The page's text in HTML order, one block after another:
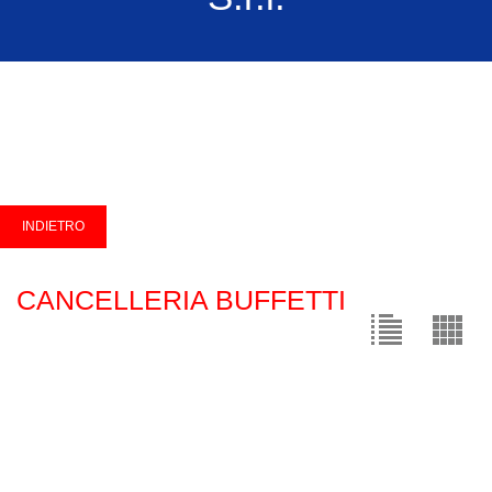
CANCELLERIA BUFFETTI